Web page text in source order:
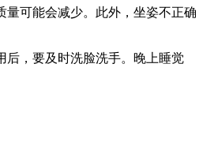
可能会减少。此外，坐姿不正确
，要及时洗脸洗手。晚上睡觉